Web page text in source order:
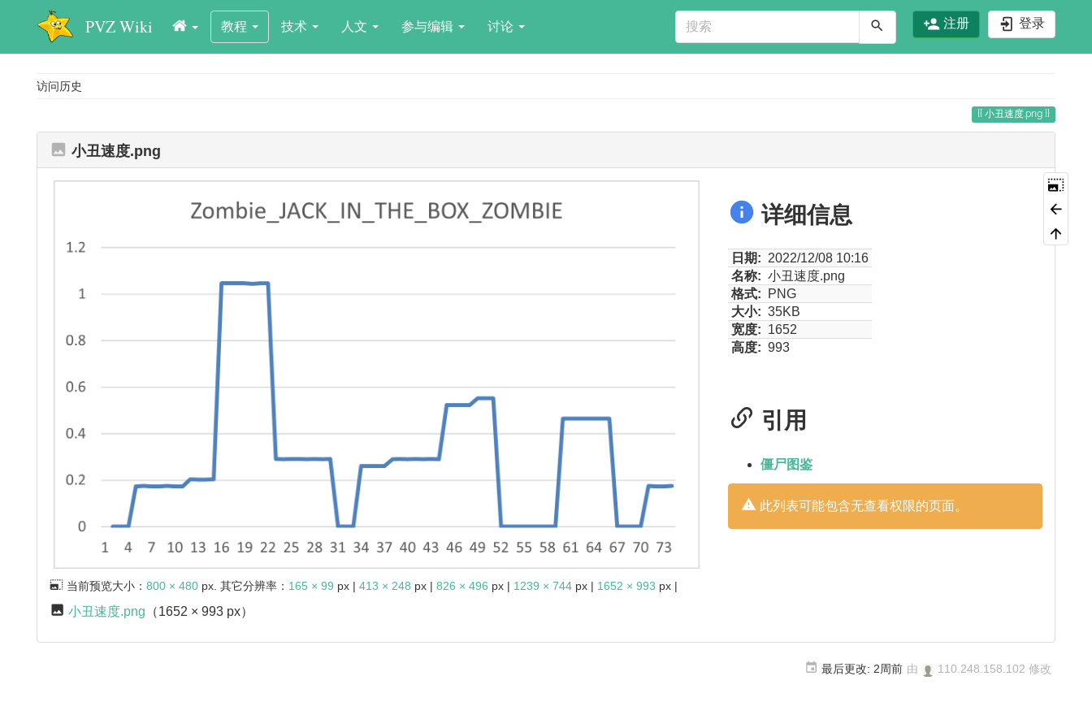
PVZ Wiki 教程 技术 人文 参与编辑 讨论 注册 登录
访问历史
小丑速度.png
小丑速度.png
当前预览大小： 800 × 480px. 其它分辨率： 165 × 99 px | 413 × 248 px | 826 × 496 px | 1239 × 744px | 1652 × 993 px |
小丑速度.png （1652 × 993 px）
详细信息
日期: 2022/12/08 10:16
名称: 小丑速度.png
格式:
PNG
大小: 35KB
宽度: 1652
高度: 993
引用
僵尸图鉴
此列表可能包含无查看权限的页面。
最后更改: 2周前 由 110.248.158.102 修改